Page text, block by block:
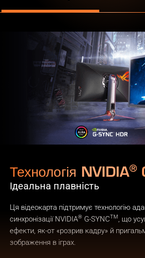
Технологія NVIDIA®
Ідеальна плавність
Ця відеокарта підтримує технологію
синхронізації NVIDIA® G-SYNCTM
, що
ефекти, як-от «розрив кадру» й
зображення в іграх.